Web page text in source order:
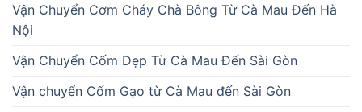
Vận Chuyển Cơm Cháy Chà Bông Từ Cà Mau Đến Hà
Nội
Vận Chuyển Cốm Dẹp Từ Cà Mau Đến Sài Gòn
Vận chuyển Cốm Gạo từ Cà Mau đến Sài Gòn